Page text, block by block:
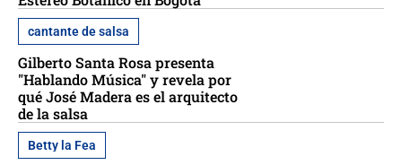
cantante de salsa
Gilberto Santa Rosa presenta
"Hablando Música" y revela por
qué José Madera es el arquitecto
de la salsa
Betty la Fea